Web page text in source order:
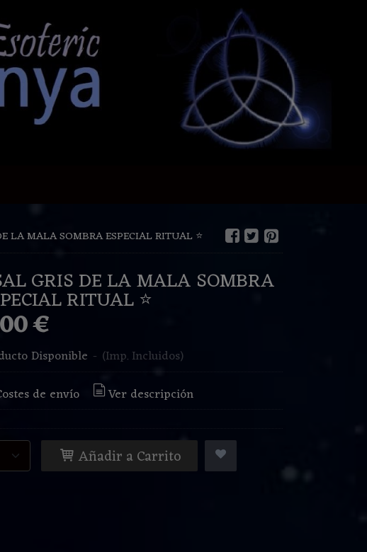
LA MALA SOMBRA ESPECIAL RITUAL ⭐️
GRIS DE LA MALA SOMBRA
RITUAL ⭐️
€
Disponible - (Imp. Incluidos)
de envío
Ver descripción
Añadir a Carrito